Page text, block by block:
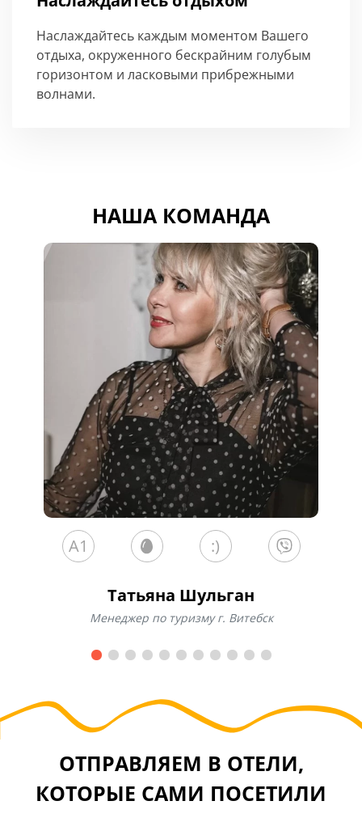
Наслаждайтесь каждым моментом Вашего
отдыха, окруженного бескрайним голубым
горизонтом и ласковыми прибрежными
волнами.
НАША КОМАНДА
A1 :)
Татьяна Шульган
Менеджер по туризму г. Витебск
ОТПРАВЛЯЕМ В ОТЕЛИ,
КОТОРЫЕ САМИ ПОСЕТИЛИ